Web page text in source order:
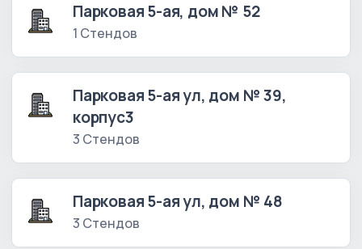
Парковая 5-ая, дом № 52
1 Стендов
Парковая 5-ая ул, дом № 39,
корпус3
3 Стендов
Парковая 5-ая ул, дом № 48
3 Стендов